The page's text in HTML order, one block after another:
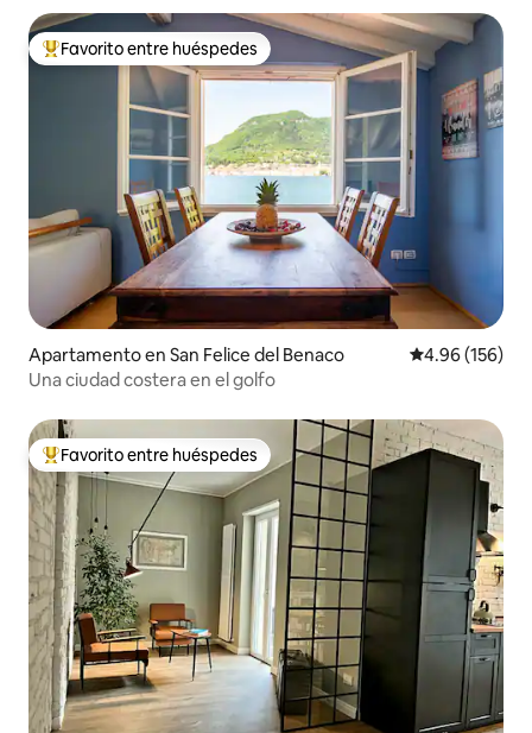
Favorito entre huéspedes preferido
Favorito entre huéspedes
Apartamento en San Felice del Benaco Calificación
4.96 (156)
Una ciudad costera en el golfo
Favorito entre huéspedes preferido
Favorito entre huéspedes